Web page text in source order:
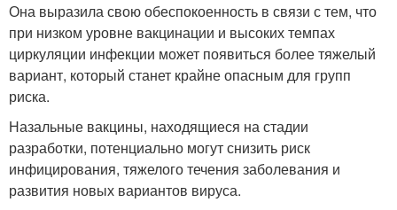
Она выразила свою обеспокоенность в связи с тем, что
при низком уровне вакцинации и высоких темпах
циркуляции инфекции может появиться более тяжелый
вариант, который станет крайне опасным для групп
риска.
Назальные вакцины, находящиеся на стадии
разработки, потенциально могут снизить риск
инфицирования, тяжелого течения заболевания и
развития новых вариантов вируса.